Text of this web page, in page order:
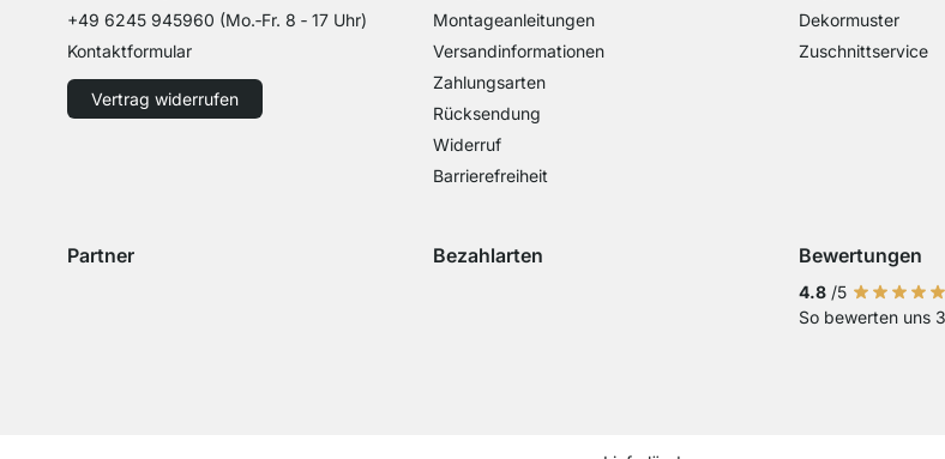
+49 6245 945960 (Mo.‑Fr. 8 ‑ 17 Uhr)
Kontaktformular
Vertrag widerrufen
Montageanleitungen
Versandinformationen
Zahlungsarten
Rücksendung
Widerruf
Barrierefreiheit
Dekormuster
Zuschnittservice
Partner Bezahlarten
Zahlung mit Sofort Kasse
Bewertungen
4.8 /5
So bewerten uns